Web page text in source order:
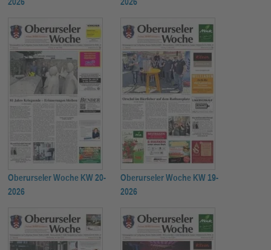
Oberurseler Woche KW 20-
2026
Oberurseler Woche KW 19-
2026